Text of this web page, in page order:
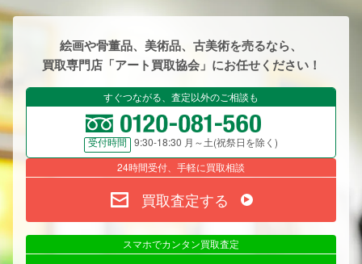
絵画や骨董品、美術品、古美術を売るなら、
買取専門店「アート買取協会」にお任せください！
すぐつながる、査定以外のご相談も
受付時間
9:30-18:30 月～土(祝祭日を除く)
24時間受付、手軽に買取相談
買取査定する
スマホでカンタン買取査定